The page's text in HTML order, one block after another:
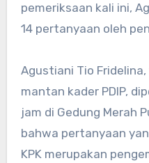
pemeriksaan kali ini,
14 pertanyaan oleh
Agustiani Tio
mantan kader PDIP,
jam di Gedung Merah
bahwa pertanyaan
KPK merupakan